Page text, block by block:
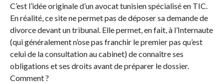
C’est l’idée originale d’un avocat tunisien spécialisé en TIC.
En réalité, ce site ne permet pas de déposer sa demande de
divorce devant un tribunal. Elle permet, en fait, à l’Internaute
(qui généralement n’ose pas franchir le premier pas qu’est
celui de la consultation au cabinet) de connaître ses
obligations et ses droits avant de préparer le dossier.
Comment ?